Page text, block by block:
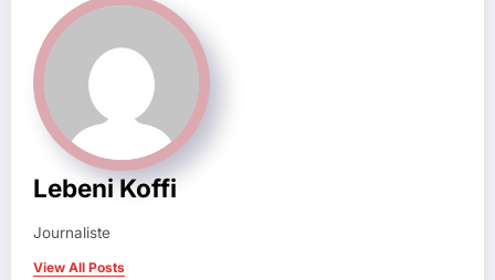
Lebeni Koffi
Journaliste
View All Posts